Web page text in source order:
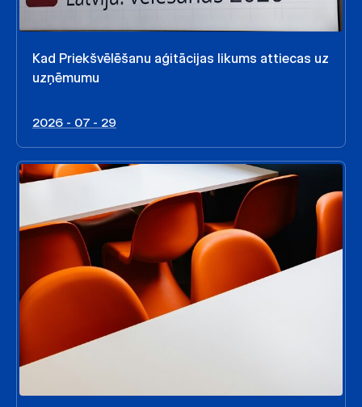
Kad Priekšvēlēšanu aģitācijas likums attiecas uz
uzņēmumu
2026 - 07 - 29